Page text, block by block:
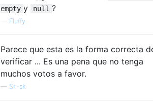
empty y null ?
— Fluffy
Parece que esta es la forma correcta
verificar ... Es una pena que no tenga
muchos votos a favor.
— Sr.-sk